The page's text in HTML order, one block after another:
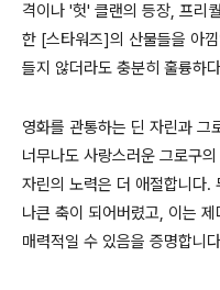
격이나 '헛' 클랜의 등장, 프리
한 [스타워즈]의 산물들을 아
들지 않더라도 충분히 훌륭하
영화를 관통하는 딘 자린과 그
너무나도 사랑스러운 그로구
자린의 노력은 더 애절합니다.
나큰 축이 되어버렸고, 이는 제
매력적일 수 있음을 증명합니다